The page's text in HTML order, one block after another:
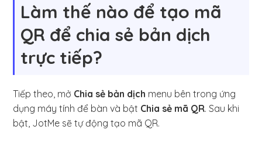
Làm thế nào để tạo mã
QR để chia sẻ bản dịch
trực tiếp?
Tiếp theo, mở Chia sẻ bản dịch menu bên trong ứng
dụng máy tính để bàn và bật Chia sẻ mã QR. Sau khi
bật, JotMe sẽ tự động tạo mã QR.